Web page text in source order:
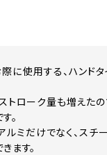
に使用する、ハンド
トローク量も増えた
。
ルミだけでなく、スチ
ます。